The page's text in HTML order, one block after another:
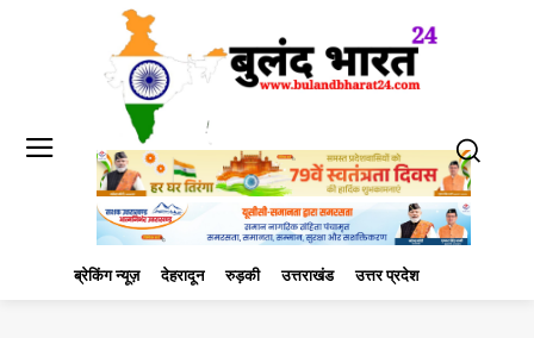
ब्रेकिंग न्यूज़ देहरादून रुड़की उत्तराखंड उत्तर प्रदेश